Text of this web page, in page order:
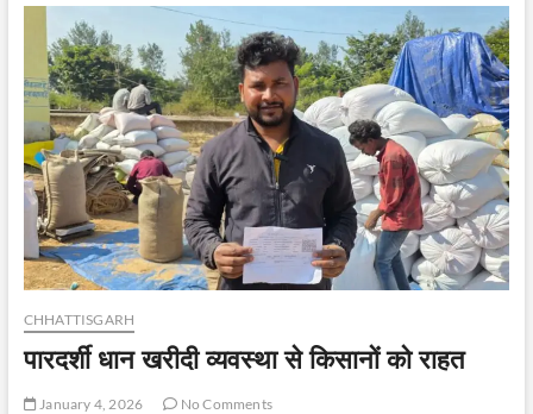
की
ओर:
दीदी
ई-
रिक्शा
योजना
ने
संवारी
सुषमा
सतनामी
की
जिंदगी
CHHATTISGARH
पारदर्शी धान खरीदी व्यवस्था से किसानों को राहत
January 4, 2026 No Comments